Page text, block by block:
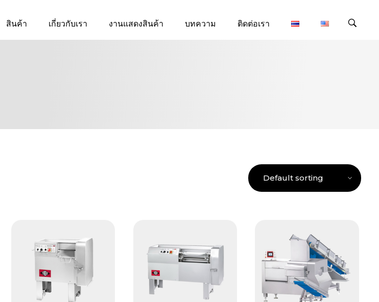
สินค้า เกี่ยวกับเรา งานแสดงสินค้า บทความ ติดต่อเรา